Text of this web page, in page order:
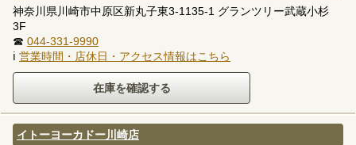
神奈川県川崎市中原区新丸子東3-1135-1 グランツリー武蔵小杉
3F
☎ 044-331-9990
ℹ 営業時間・店休日・アクセス情報はこちら
イトーヨーカドー川崎店